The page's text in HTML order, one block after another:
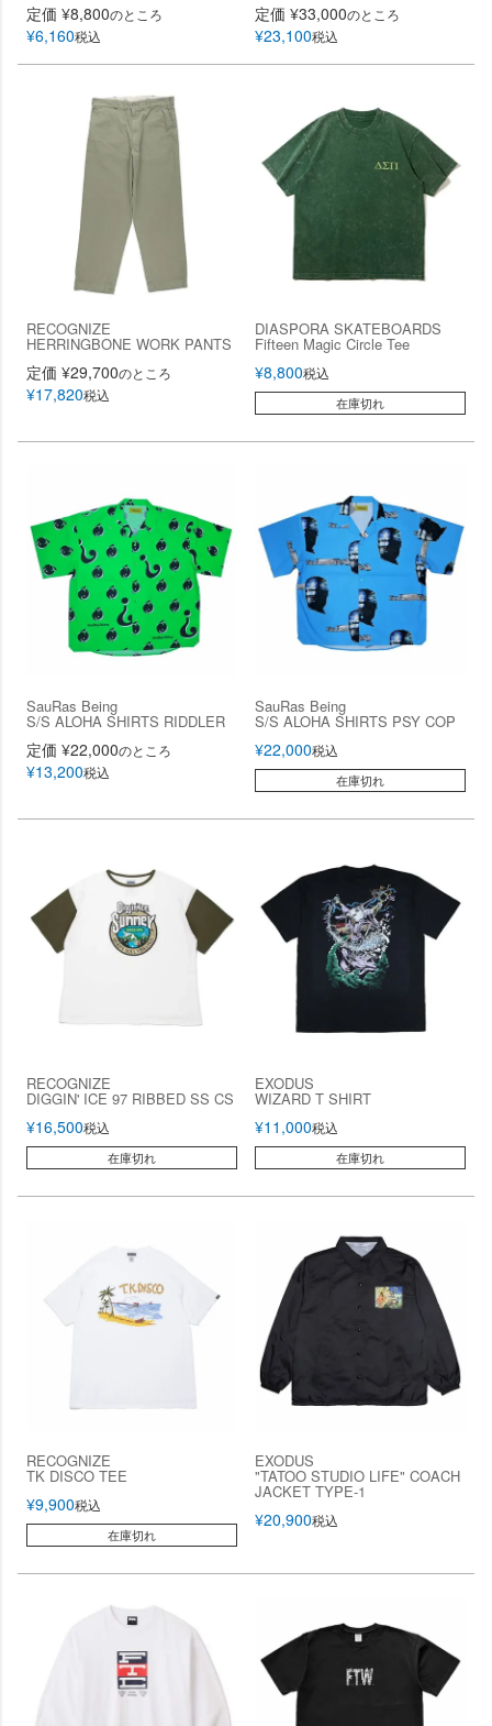
定価 ¥8,800のところ
¥6,160税込
定価 ¥33,000のところ
¥23,100税込
RECOGNIZE
HERRINGBONE WORK PANTS
定価 ¥29,700のところ
¥17,820税込
DIASPORA SKATEBOARDS
Fifteen Magic Circle Tee
¥8,800税込
在庫切れ
SauRas Being
S/S ALOHA SHIRTS RIDDLER
定価 ¥22,000のところ
¥13,200税込
SauRas Being
S/S ALOHA SHIRTS PSY COP
¥22,000税込
在庫切れ
RECOGNIZE
DIGGIN' ICE 97 RIBBED SS CS
¥16,500税込
在庫切れ
EXODUS
WIZARD T SHIRT
¥11,000税込
在庫切れ
RECOGNIZE
TK DISCO TEE
¥9,900税込
在庫切れ
EXODUS
"TATOO STUDIO LIFE" COACH
JACKET TYPE-1
¥20,900税込